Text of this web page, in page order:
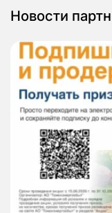
Новости